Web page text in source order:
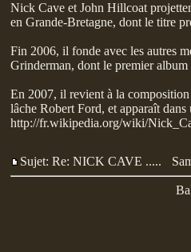
Nick Cave et John Hillcoat
en Grande-Bretagne, dont le titre
Fin 2006, il fonde avec les autres
Grinderman, dont le premier album
En 2007, il revient à la
lâche Robert Ford, et apparaît
http://fr.wikipedia.org/wiki/
Sujet: Re: NICK CAVE .....